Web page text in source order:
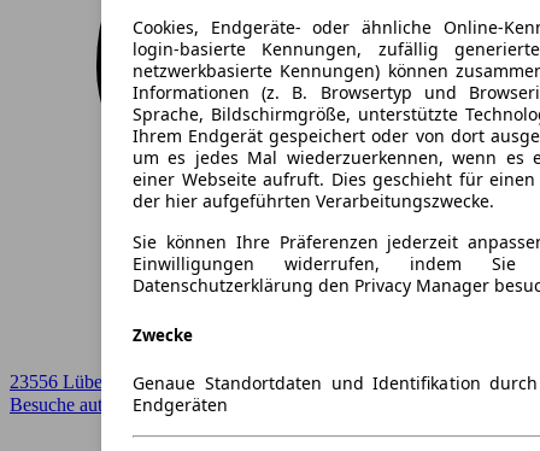
Cookies, Endgeräte- oder ähnliche Online-
login-basierte Kennungen, zufällig
netzwerkbasierte Kennungen) können
Informationen (z. B. Browsertyp und
Sprache, Bildschirmgröße, unterstützte
Ihrem Endgerät gespeichert oder von dort
um es jedes Mal wiederzuerkennen, wenn es
einer Webseite aufruft. Dies geschieht für
der hier aufgeführten Verarbeitungszwecke.
Sie können Ihre Präferenzen jederzeit
Einwilligungen widerrufen, indem
Datenschutzerklärung den Privacy Manager
Zwecke
Genaue Standortdaten und Identifikation
Endgeräten
23556 Lübeck
Besuche autoscout24.de➚